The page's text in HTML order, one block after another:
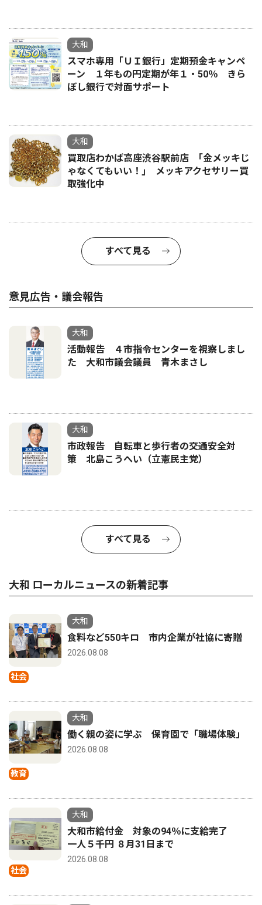
大和
スマホ専用「ＵＩ銀行」定期預金キャンペ
ーン １年もの円定期が年１・50％ きら
ぼし銀行で対面サポート
大和
買取店わかば高座渋谷駅前店 ｢金メッキじ
ゃなくてもいい！｣ メッキアクセサリー買
取強化中
すべて見る
意見広告・議会報告
大和
活動報告 ４市指令センターを視察しまし
た 大和市議会議員 青木まさし
大和
市政報告 自転車と歩行者の交通安全対
策 北島こうへい（立憲民主党）
すべて見る
大和 ローカルニュースの新着記事
社会
大和
食料など550キロ 市内企業が社協に寄贈
2026.08.08
教育
大和
働く親の姿に学ぶ 保育園で「職場体験」
2026.08.08
社会
大和
大和市給付金 対象の94％に支給完了
一人５千円 ８月31日まで
2026.08.08